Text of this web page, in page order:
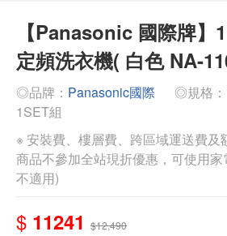
【Panasonic 國際牌】
定頻洗衣機( 白色 NA-
◎品牌： Panasonic國際
◎規格：
1SET組
※ 安裝費、樓層費、跨區域運送費及
商品不參加全站現折優惠，可使用
不適用)
$ 11241 $12,490